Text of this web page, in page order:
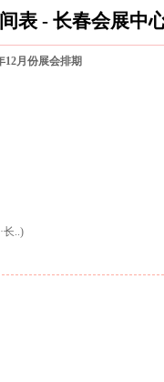
表 - 长春会展中
12月份展会排期
长..)